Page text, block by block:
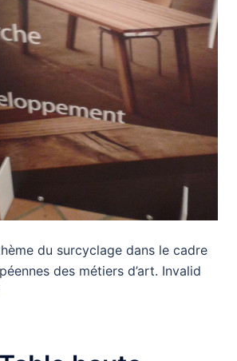
du surcyclage dans le cadre
des métiers d’art. Invalid